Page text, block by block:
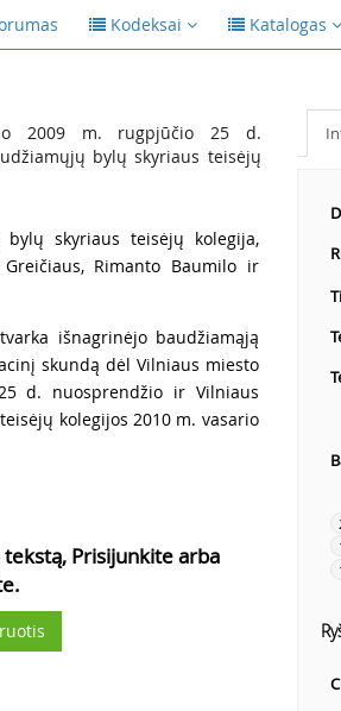
Kodeksai Katalogas
2009 m. rugpjūčio 25 d.
bylų skyriaus teisėjų
bylų skyriaus teisėjų kolegija,
Rimanto Baumilo ir
išnagrinėjo baudžiamąją
skundą dėl Vilniaus miesto
d. nuosprendžio ir Vilniaus
kolegijos 2010 m. vasario
Prisijunkite arba